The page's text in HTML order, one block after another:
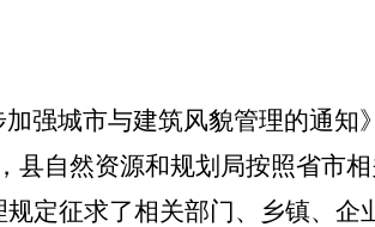
强城市与建筑风貌管理的通知》
县自然资源和规划局按照省市相
规定征求了相关部门、乡镇、企